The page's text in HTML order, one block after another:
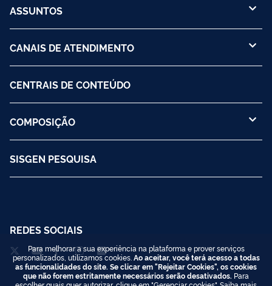
ASSUNTOS
CANAIS DE ATENDIMENTO
CENTRAIS DE CONTEÚDO
COMPOSIÇÃO
SISGEN PESQUISA
REDES SOCIAIS
Para melhorar a sua experiência na plataforma e prover serviços
personalizados, utilizamos cookies. Ao aceitar, você terá acesso a todas
as funcionalidades do site. Se clicar em "Rejeitar Cookies", os cookies
que não forem estritamente necessários serão desativados. Para